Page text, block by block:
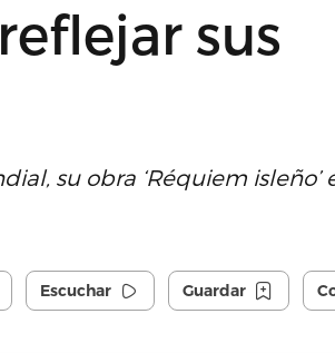
sus
su obra ‘Réquiem isleño’
Escuchar Guardar